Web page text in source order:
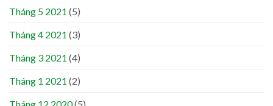
Tháng 5 2021 (5)
Tháng 4 2021 (3)
Tháng 3 2021 (4)
Tháng 1 2021 (2)